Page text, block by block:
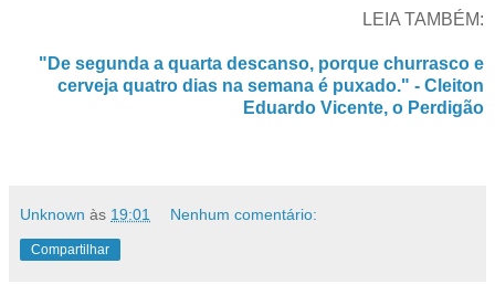
LEIA TAMBÉM:
"De segunda a quarta descanso, porque churrasco e
cerveja quatro dias na semana é puxado." - Cleiton
Eduardo Vicente, o Perdigão
Unknown às 19:01 Nenhum comentário:
Compartilhar